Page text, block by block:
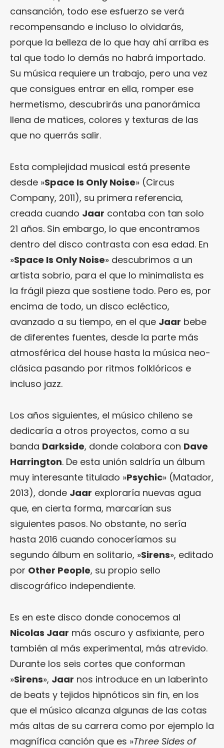
cansanción, todo ese esfuerzo se verá
recompensando e incluso lo olvidarás,
porque la belleza de lo que hay ahí arriba es
tal que todo lo demás no habrá importado.
Su música requiere un trabajo, pero una vez
que consigues entrar en ella, romper ese
hermetismo, descubrirás una panorámica
llena de matices, colores y texturas de las
que no querrás salir.
Esta complejidad musical está presente
desde »Space Is Only Noise» (Circus
Company, 2011), su primera referencia,
creada cuando Jaar contaba con tan solo
21 años. Sin embargo, lo que encontramos
dentro del disco contrasta con esa edad. En
»Space Is Only Noise» descubrimos a un
artista sobrio, para el que lo minimalista es
la frágil pieza que sostiene todo. Pero es, por
encima de todo, un disco ecléctico,
avanzado a su tiempo, en el que Jaar bebe
de diferentes fuentes, desde la parte más
atmosférica del house hasta la música neo-
clásica pasando por ritmos folklóricos e
incluso jazz.
Los años siguientes, el músico chileno se
dedicaría a otros proyectos, como a su
banda Darkside, donde colabora con Dave
Harrington. De esta unión saldría un álbum
muy interesante titulado »Psychic» (Matador,
2013), donde Jaar exploraría nuevas agua
que, en cierta forma, marcarían sus
siguientes pasos. No obstante, no sería
hasta 2016 cuando conoceríamos su
segundo álbum en solitario, »Sirens», editado
por Other People, su propio sello
discográfico independiente.
Es en este disco donde conocemos al
Nicolas Jaar más oscuro y asfixiante, pero
también al más experimental, más atrevido.
Durante los seis cortes que conforman
»Sirens», Jaar nos introduce en un laberinto
de beats y tejidos hipnóticos sin fin, en los
que el músico alcanza algunas de las cotas
más altas de su carrera como por ejemplo la
magnífica canción que es »Three Sides of